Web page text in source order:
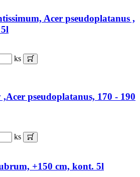
Acer pseudoplatanus ,
ks
pseudoplatanus, 170 - 190
ks
+150 cm, kont. 5l